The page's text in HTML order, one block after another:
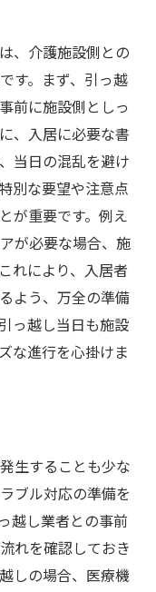
、介護施設側との
す。まず、引っ越
前に施設側としっ
、入居に必要な書
当日の混乱を避け
別な要望や注意点
が重要です。例え
が必要な場合、施
れにより、入居者
よう、万全の準備
っ越し当日も施設
な進行を心掛けま
生することも少な
ブル対応の準備を
越し業者との事前
れを確認しておき
しの場合、医療機